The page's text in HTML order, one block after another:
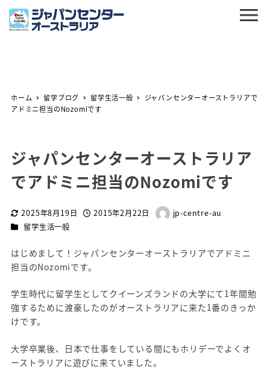
ホーム 留学ブログ 留学生活一般
ジャパンセンターオーストラリアで
アドミニ担当のNozomiです
ジャパンセンターオーストラリア
でアドミニ担当のNozomiです
更新日2025年8月19日 投稿日2015年2月22日
著
jp-centre-au
カテゴリー
留学生活一般
はじめまして！ジャパンセンターオーストラリアでアドミニ
担当のNozomiです。
学生時代に留学生としてクイーンズランドの大学にて1年間勉
強するために渡豪したのがオーストラリアに来た1番のきっか
けです。
大学卒業後、日本で仕事をしている間にもホリデーでよくオ
ーストラリアに遊びに来ていました。